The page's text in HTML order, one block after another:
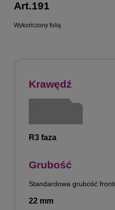
Art.191
Wykończony folią
Krawędź
R3 faza
Grubość
Standardowa grubość
22 mm